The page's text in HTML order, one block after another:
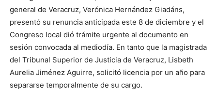
general de Veracruz, Verónica Hernández Giadáns,
presentó su renuncia anticipada este 8 de diciembre y el
Congreso local dió trámite urgente al documento en
sesión convocada al mediodía. En tanto que la magistrada
del Tribunal Superior de Justicia de Veracruz, Lisbeth
Aurelia Jiménez Aguirre, solicitó licencia por un año para
separarse temporalmente de su cargo.